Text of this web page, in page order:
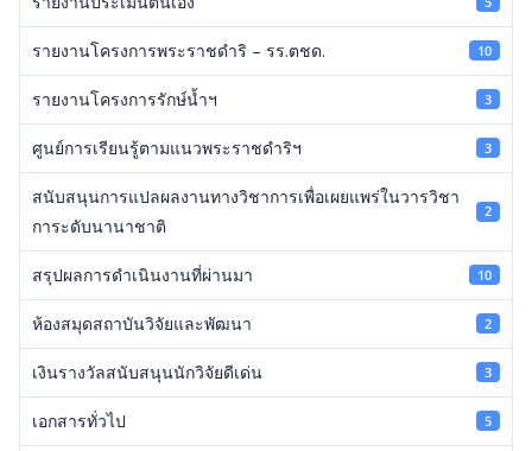
รายงานโครงการพระราชดำริ – รร.ตชด. 10
รายงานโครงการรักษ์น้ำฯ 3
ศูนย์การเรียนรู้ตามแนวพระราชดำริฯ 3
สนับสนุนการแปลผลงานทางวิชาการเพื่อเผยแพร่ในวารวิชา
การะดับนานาชาติ
2
สรุปผลการดำเนินงานที่ผ่านมา 10
ห้องสมุดสถาบันวิจัยและพัฒนา 2
เงินรางวัลสนับสนุนนักวิจัยดีเด่น 3
เอกสารทั่วไป 5